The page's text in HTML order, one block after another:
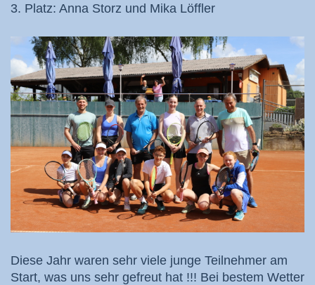
3. Platz: Anna Storz und Mika Löffler
Diese Jahr waren sehr viele junge Teilnehmer am
Start, was uns sehr gefreut hat !!! Bei bestem Wetter